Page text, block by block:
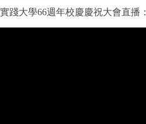
實踐大學66週年校慶慶祝大會直播：